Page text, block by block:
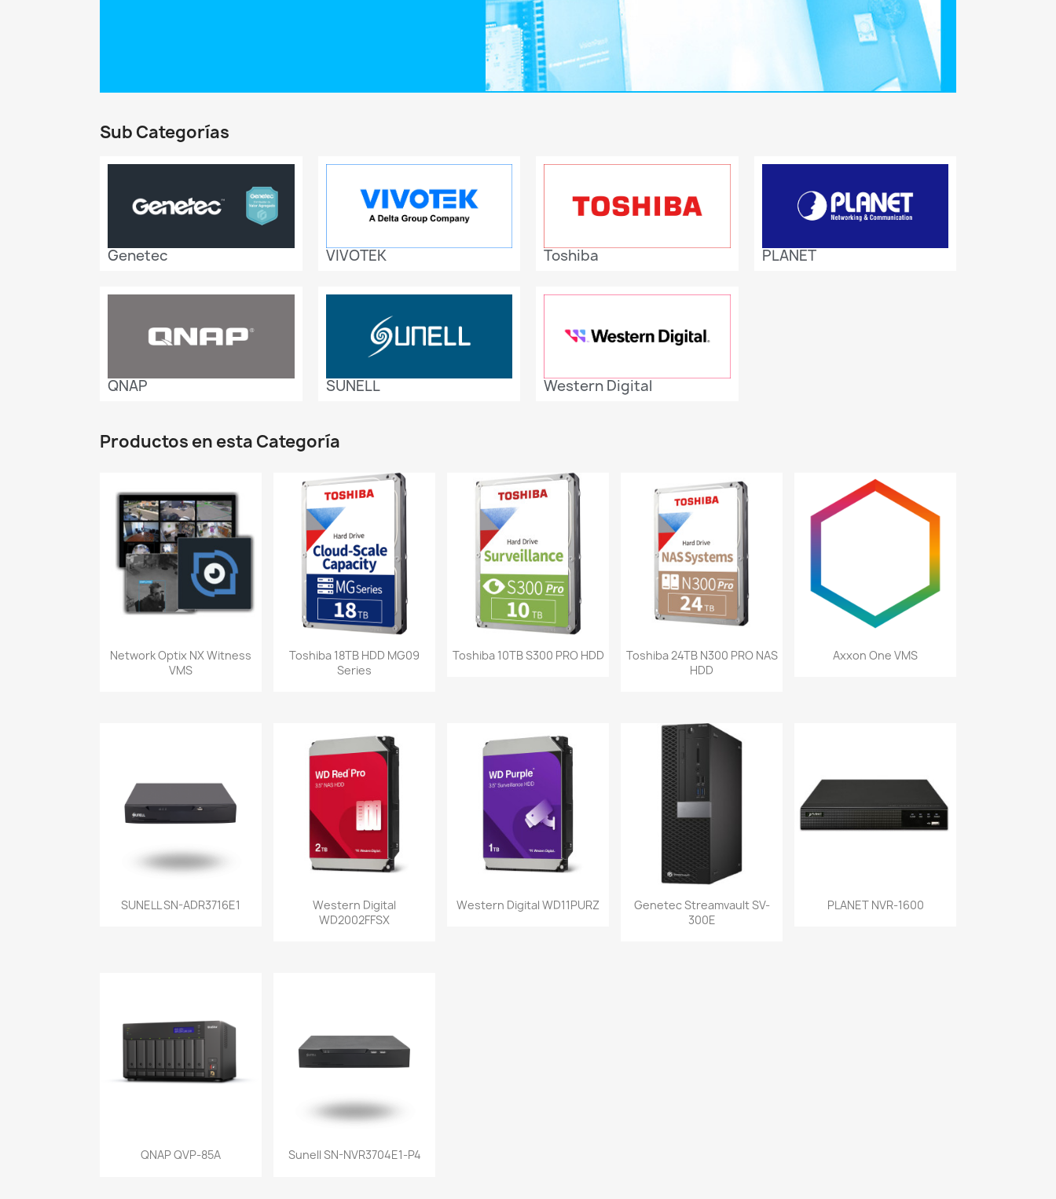
Sub Categorías
Genetec VIVOTEK Toshiba PLANET
QNAP SUNELL Western Digital
Productos en esta Categoría
Vista rápida
Network Optix NX Witness
VMS
Vista rápida
Toshiba 18TB HDD MG09
Series
Vista rápida
Toshiba 10TB S300 PRO HDD Vista rápida
Toshiba 24TB N300 PRO NAS
HDD
Vista rápida
Axxon One VMS
 Vista rápida
SUNELL SN-ADR3716E1 Vista rápida
Western Digital
WD2002FFSX
Vista rápida
Western Digital WD11PURZ Vista rápida
Genetec Streamvault SV-
300E
Vista rápida
PLANET NVR-1600
Vista rápida
QNAP QVP-85A Vista rápida
Sunell SN-NVR3704E1-P4